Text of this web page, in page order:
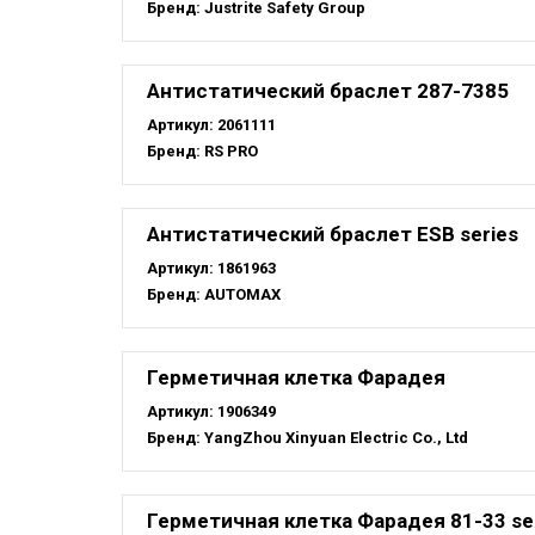
Бренд: Justrite Safety Group
Антистатический браслет 287-7385
Артикул: 2061111
Бренд: RS PRO
Антистатический браслет ESB series
Артикул: 1861963
Бренд: AUTOMAX
Герметичная клетка Фарадея
Артикул: 1906349
Бренд: YangZhou Xinyuan Electric Co., Ltd
Герметичная клетка Фарадея 81-33